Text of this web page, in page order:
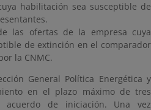
habilitación sea susceptible de
las ofertas de la empresa cuya
de extinción en el comparador
la CNMC.
General Política Energética y
en el plazo máximo de tres
de iniciación. Una vez